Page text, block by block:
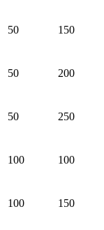
50 150
50 200
50 250
100 100
100 150